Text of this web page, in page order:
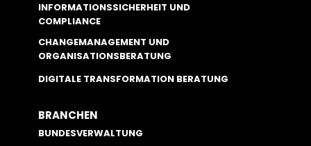
INFORMATIONSSICHERHEIT UND
COMPLIANCE
CHANGEMANAGEMENT UND
ORGANISATIONSBERATUNG
DIGITALE TRANSFORMATION BERATUNG
BRANCHEN
BUNDESVERWALTUNG